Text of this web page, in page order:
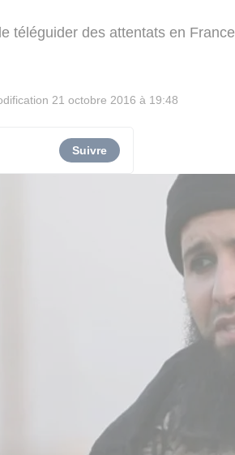
téléguider des attentats en
21 octobre 2016 à 19:48
Suivre